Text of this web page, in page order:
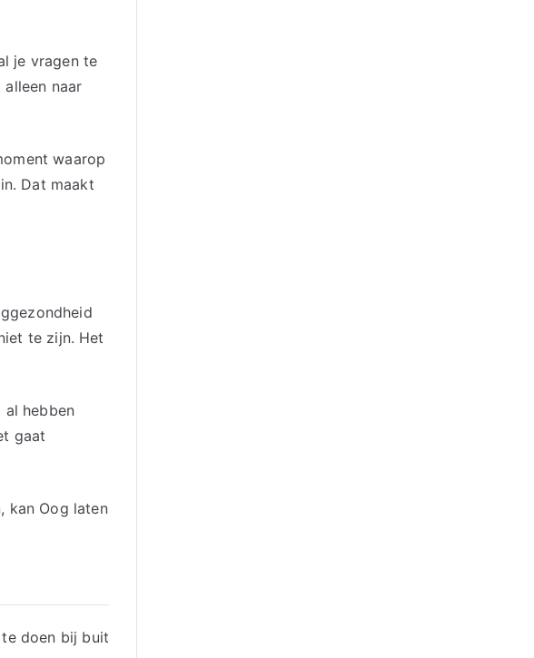
je vragen te
naar
waarop
Dat maakt
te zijn. Het
al hebben
gaat
kan Oog laten
doen bij buit